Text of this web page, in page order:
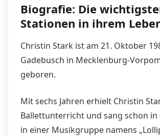
Biografie: Die
Stationen in ihrem
Christin Stark ist am 21. Oktober
Gadebusch in Mecklenburg-
geboren.
Mit sechs Jahren erhielt Christin
Ballettunterricht und sang schon in
in einer Musikgruppe namens